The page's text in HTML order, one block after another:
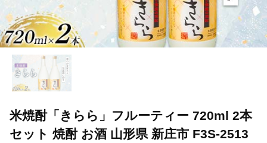
米焼酎「きらら」フルーティー 720ml 2本
セット 焼酎 お酒 山形県 新庄市 F3S-2513